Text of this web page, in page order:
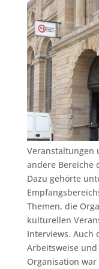
Veranstaltungen
andere Bereiche
Dazu gehörte
Themen, die
kulturellen
Interviews. Auch
Arbeitsweise
Organisation